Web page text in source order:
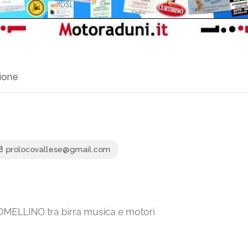
prolocovallese@gmail.com
tra birra musica e motori